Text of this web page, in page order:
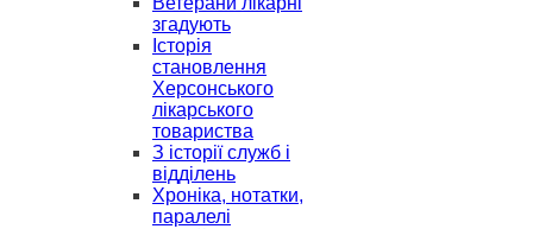
згадують
Історія
становлення
Херсонського
лікарського
товариства
З історії служб і
відділень
Хроніка, нотатки,
паралелі